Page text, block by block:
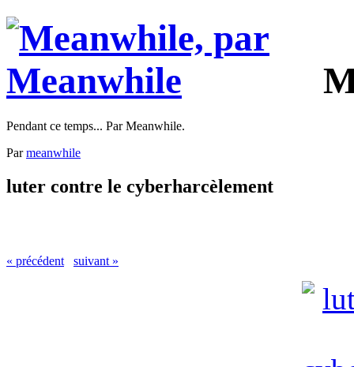
Pendant ce temps... Par Meanwhile.
Parmeanwhile
luter contre le cyberharcèlement
« précédent suivant »